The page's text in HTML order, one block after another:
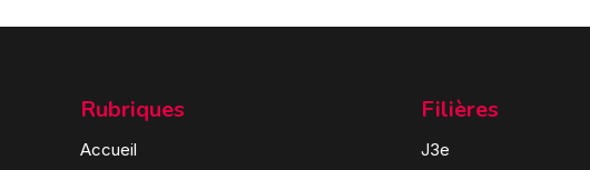
Rubriques
Accueil
Filières
J3e